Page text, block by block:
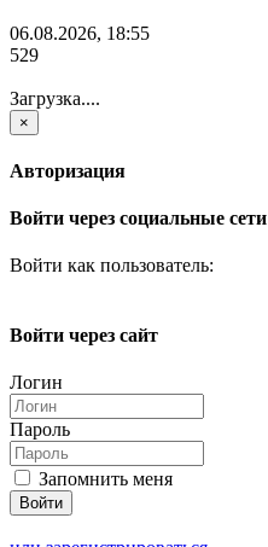
06.08.2026, 18:55
529
Загрузка....
×
Авторизация
Войти через социальные сети
Войти как пользователь:
Войти через сайт
Логин
Пароль
Запомнить меня